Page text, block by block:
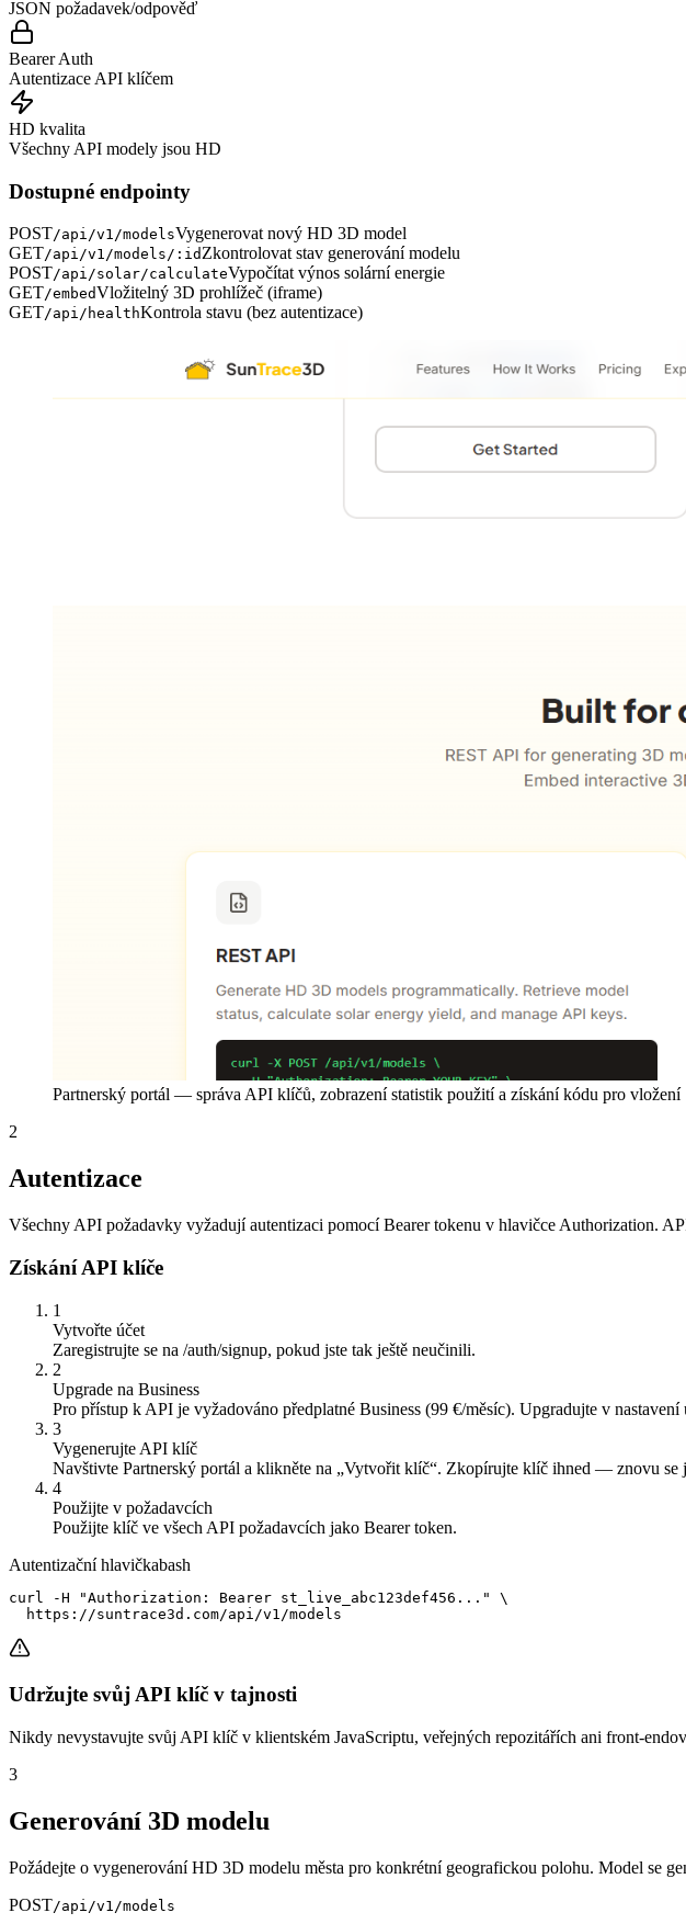
JSON požadavek/odpověď
Bearer Auth
Autentizace API klíčem
HD kvalita
Všechny API modely jsou HD
Dostupné endpointy
POST/api/v1/modelsVygenerovat nový HD 3D model
GET/api/v1/models/:id Zkontrolovat stav generování modelu
POST/api/solar/calculateVypočítat výnos solární energie
GET/embedVložitelný 3D prohlížeč (iframe)
GET/api/healthKontrola stavu (bez autentizace)
Partnerský portál — správa API klíčů, zobrazení statistik použití a získání kódu pro vložení
2
Autentizace
Všechny API požadavky vyžadují autentizaci pomocí Bearer tokenu v hlavičce Authorization.
Získání API klíče
1
Vytvořte účet
Zaregistrujte se na /auth/signup, pokud jste tak ještě neučinili.
2
Upgrade na Business
Pro přístup k API je vyžadováno předplatné Business (99 €/měsíc). Upgradujte v nastavení
3
Vygenerujte API klíč
Navštivte Partnerský portál a klikněte na „Vytvořit klíč“. Zkopírujte klíč ihned — znovu se
4
Použijte v požadavcích
Použijte klíč ve všech API požadavcích jako Bearer token.
Autentizační hlavičkabash
curl -H "Authorization: Bearer st_live_abc123def456..." \
  https://suntrace3d.com/api/v1/models
Udržujte svůj API klíč v tajnosti
Nikdy nevystavujte svůj API klíč v klientském JavaScriptu, veřejných repozitářích ani front-
3
Generování 3D modelu
Požádejte o vygenerování HD 3D modelu města pro konkrétní geografickou polohu. Model se
POST/api/v1/models